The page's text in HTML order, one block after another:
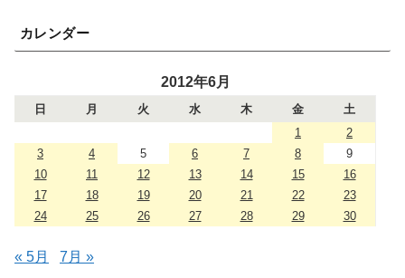
カレンダー
2012年6月
日 月 火 水 木 金
土
1
2
3
4 5 6 7 8
9
10
11 12 13 14 15
16
17
18 19 20 21 22
23
24
25 26 27 28 29 30
« 5月 7月 »